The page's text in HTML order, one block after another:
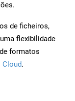
de ficheiros,
flexibilidade
formatos
Cloud.